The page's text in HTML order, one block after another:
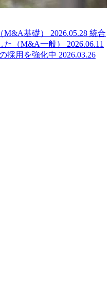
基礎） 2026.05.28 統合
（M&A一般）
2026.06.11
採用を強化中 2026.03.26